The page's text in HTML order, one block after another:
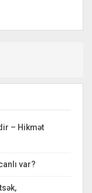
– Hikmət
var?